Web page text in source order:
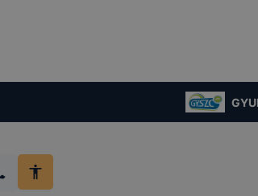
A “maradandó sütik” (persistent
maradandó sütik önmagukban nem
kiszolgáló adatbázisában tárolt
a honlapunk által felkínált